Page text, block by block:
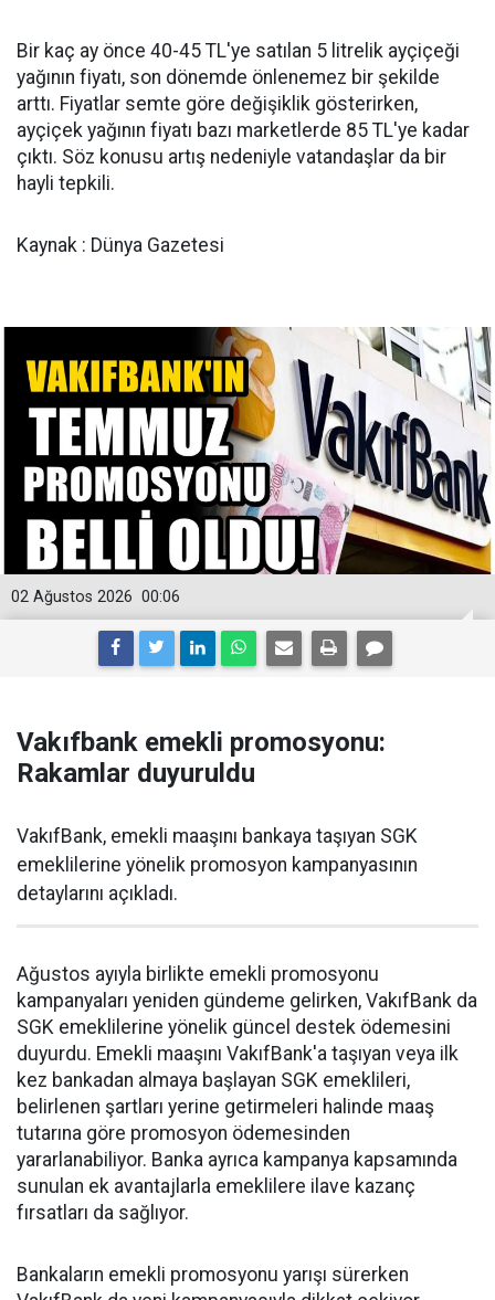
Bir kaç ay önce 40-45 TL'ye satılan 5 litrelik ayçiçeği
yağının fiyatı, son dönemde önlenemez bir şekilde
arttı. Fiyatlar semte göre değişiklik gösterirken,
ayçiçek yağının fiyatı bazı marketlerde 85 TL'ye kadar
çıktı. Söz konusu artış nedeniyle vatandaşlar da bir
hayli tepkili.
Kaynak : Dünya Gazetesi
00:06
02 Ağustos 2026
Vakıfbank emekli promosyonu:
Rakamlar duyuruldu
VakıfBank, emekli maaşını bankaya taşıyan SGK
emeklilerine yönelik promosyon kampanyasının
detaylarını açıkladı.
Ağustos ayıyla birlikte emekli promosyonu
kampanyaları yeniden gündeme gelirken, VakıfBank da
SGK emeklilerine yönelik güncel destek ödemesini
duyurdu. Emekli maaşını VakıfBank'a taşıyan veya ilk
kez bankadan almaya başlayan SGK emeklileri,
belirlenen şartları yerine getirmeleri halinde maaş
tutarına göre promosyon ödemesinden
yararlanabiliyor. Banka ayrıca kampanya kapsamında
sunulan ek avantajlarla emeklilere ilave kazanç
fırsatları da sağlıyor.
Bankaların emekli promosyonu yarışı sürerken